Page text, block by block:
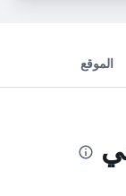
الموقع